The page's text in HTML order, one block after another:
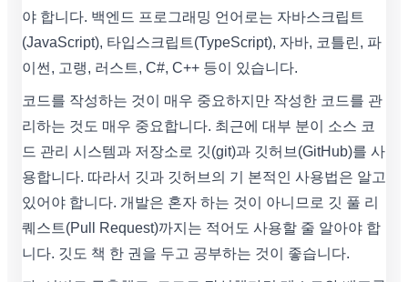
야 합니다. 백엔드 프로그래밍 언어로는 자바스크립트
(JavaScript), 타입스크립트(TypeScript), 자바, 코틀린, 파
이썬, 고랭, 러스트, C#, C++ 등이 있습니다.
코드를 작성하는 것이 매우 중요하지만 작성한 코드를 관
리하는 것도 매우 중요합니다. 최근에 대부 분이 소스 코
드 관리 시스템과 저장소로 깃(git)과 깃허브(GitHub)를 사
용합니다. 따라서 깃과 깃허브의 기 본적인 사용법은 알고
있어야 합니다. 개발은 혼자 하는 것이 아니므로 깃 풀 리
퀘스트(Pull Request)까지는 적어도 사용할 줄 알아야 합
니다. 깃도 책 한 권을 두고 공부하는 것이 좋습니다.